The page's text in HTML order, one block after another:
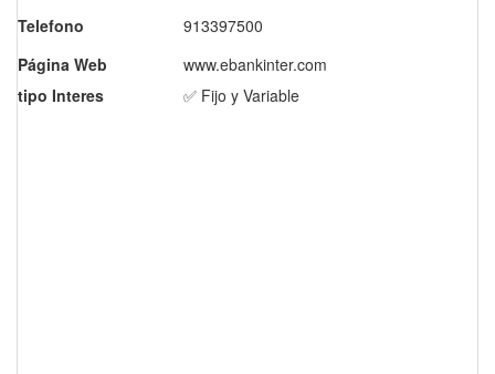
Telefono
913397500
Página Web
www.ebankinter.com
tipo Interes
✅ Fijo y Variable